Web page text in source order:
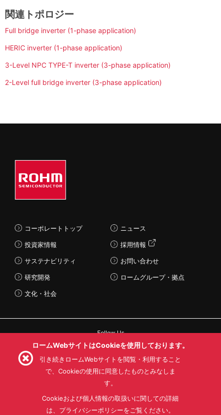
関連トポロジー
Full bridge inverter (1-phase application)
HERIC inverter (1-phase application)
3-Level NPC TYPE-T inverter (3-phase application)
2-Level full bridge inverter (3-phase application)
コーポレートトップ
投資家情報
サステナビリティ
研究開発
文化・社会
ニュース
採用情報
お問い合わせ
ロームグループ・拠点
Follow Us
利用目的
プライバシーポリシー
サイトマップ
ローム製品の販売に関する標準契約条件書(PDF)
ロームWebサイトはCookieを使用しております。
引き続きロームWebサイトを閲覧・利用すること
で、Cookieの使用に同意したものとみなしま
す。
Cookieおよび個人情報の取扱いに関しての詳細
は、プライバシーポリシーをご覧ください。